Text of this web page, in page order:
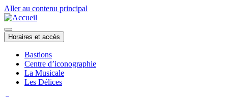
Aller au contenu principal
Horaires et accès
Bastions
Centre d’iconographie
La Musicale
Les Délices